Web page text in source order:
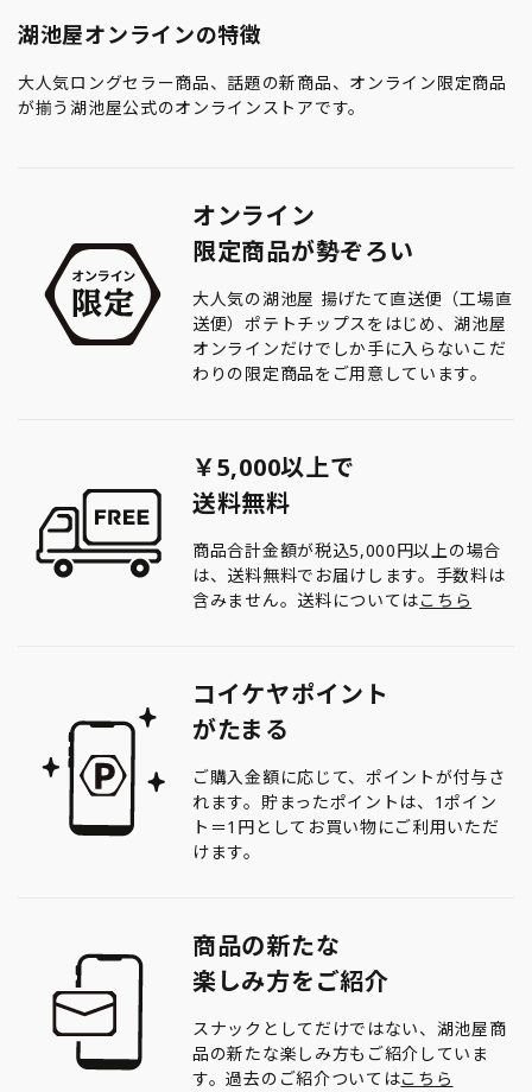
湖池屋オンラインの特徴
大人気ロングセラー商品、話題の新商品、オンライン限定商品
が揃う湖池屋公式のオンラインストアです。
オンライン
限定商品が勢ぞろい
大人気の湖池屋 揚げたて直送便（工場直
送便）ポテトチップスをはじめ、湖池屋
オンラインだけでしか手に入らないこだ
わりの限定商品をご用意しています。
￥5,000以上で
送料無料
商品合計金額が税込5,000円以上の場合
は、送料無料でお届けします。手数料は
含みません。送料についてはこちら
コイケヤポイント
がたまる
ご購入金額に応じて、ポイントが付与さ
れます。貯まったポイントは、1ポイン
ト＝1円としてお買い物にご利用いただ
けます。
商品の新たな
楽しみ方をご紹介
スナックとしてだけではない、湖池屋商
品の新たな楽しみ方もご紹介していま
す。過去のご紹介ついてはこちら